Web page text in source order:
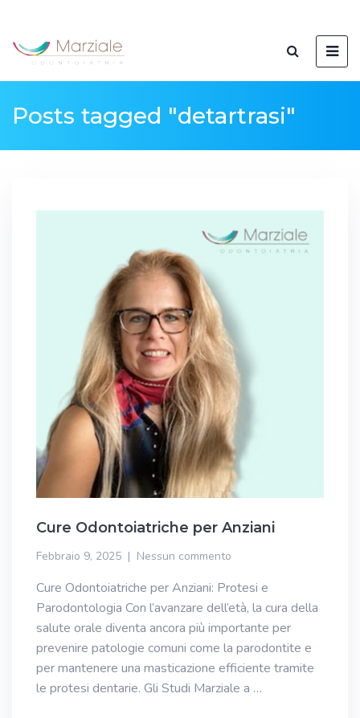
Posts tagged "detartrasi"
Cure Odontoiatriche per Anziani
Febbraio 9, 2025 Nessun commento
Cure Odontoiatriche per Anziani: Protesi e
Parodontologia Con l’avanzare dell’età, la cura della
salute orale diventa ancora più importante per
prevenire patologie comuni come la parodontite e
per mantenere una masticazione efficiente tramite
le protesi dentarie. Gli Studi Marziale a …